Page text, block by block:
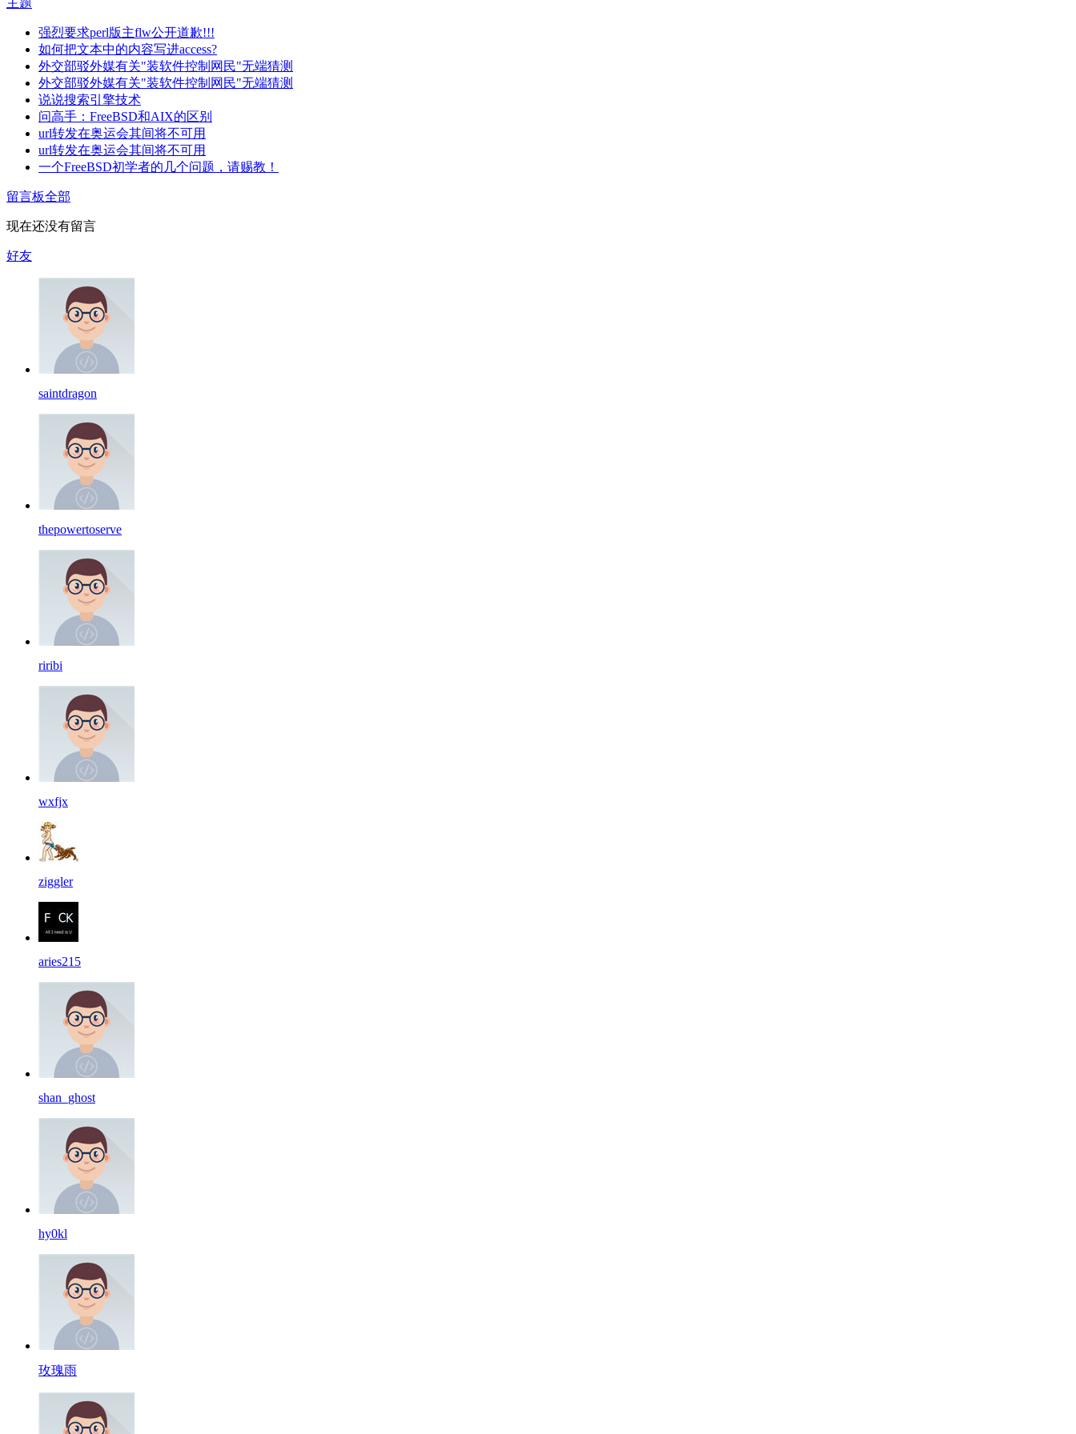
强烈要求perl版主flw公开道歉!!!
如何把文本中的内容写进access?
外交部驳外媒有关"装软件控制网民"无端猜测
外交部驳外媒有关"装软件控制网民"无端猜测
说说搜索引擎技术
问高手：FreeBSD和AIX的区别
url转发在奥运会其间将不可用
url转发在奥运会其间将不可用
一个FreeBSD初学者的几个问题，请赐教！
留言板全部
现在还没有留言
好友
saintdragon
thepowertoserve
riribi
wxfjx
ziggler
aries215
shan_ghost
hy0kl
玫瑰雨